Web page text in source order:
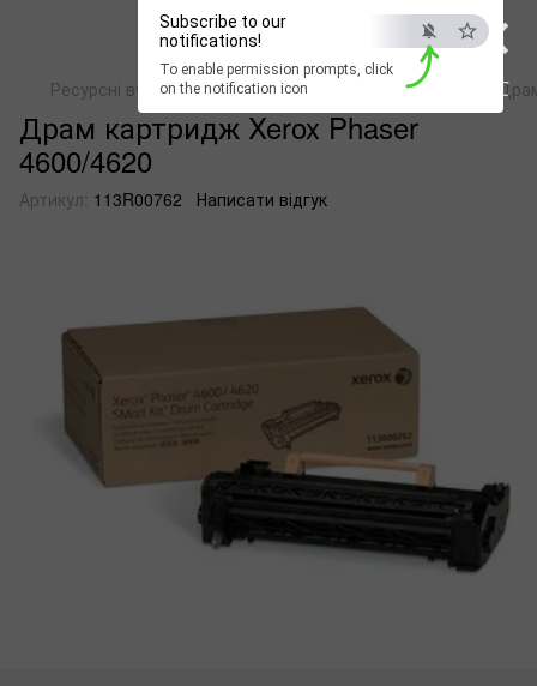
×
ESC
Subscribe to our
notifications!
To enable permission prompts, click
on the notification icon
Ресурсні вузли і матеріали для друкованих пристроїв
Драм картридж Xerox Phaser
4600/4620
Артикул: 113R00762 Написати відгук